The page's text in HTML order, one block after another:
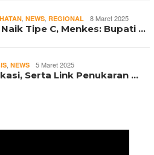
, NEWS, REGIONAL 8 Maret 2025
Tipe C, Menkes: Bupati …
, NEWS 5 Maret 2025
Serta Link Penukaran …